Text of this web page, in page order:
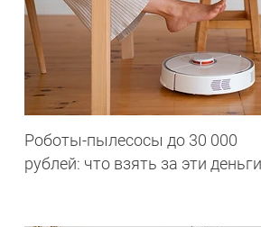
Роботы-пылесосы до 30 000
рублей: что взять за эти деньги